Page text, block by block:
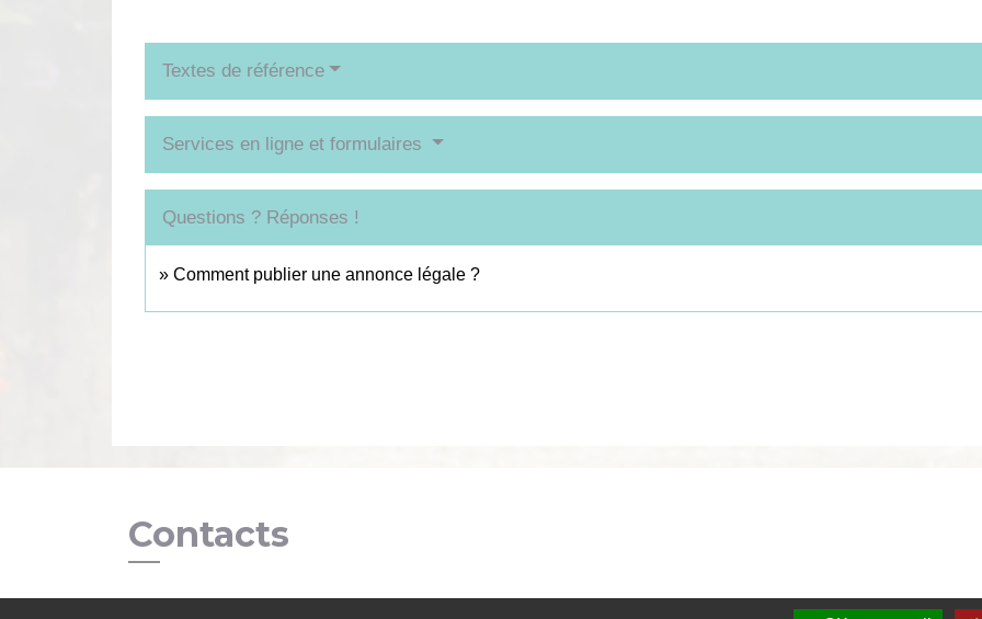
Textes de référence
Services en ligne et formulaires
Questions ? Réponses !
Comment publier une annonce légale ?
Contacts